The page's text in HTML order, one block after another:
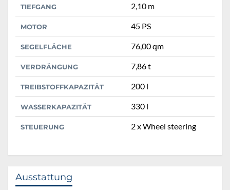
TIEFGANG 2,10 m
MOTOR 45 PS
SEGELFLÄCHE 76,00 qm
VERDRÄNGUNG 7,86 t
TREIBSTOFFKAPAZITÄT 200 l
WASSERKAPAZITÄT 330 l
STEUERUNG 2 x Wheel steering
Ausstattung